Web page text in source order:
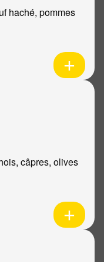
haché, pommes
câpres, olives